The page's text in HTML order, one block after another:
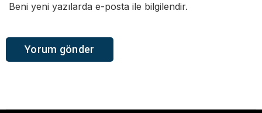
Beni yeni yazılarda e-posta ile bilgilendir.